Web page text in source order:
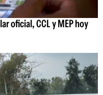
oficial, CCL y MEP hoy